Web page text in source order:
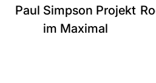
Paul Simpson Projekt
im Maximal